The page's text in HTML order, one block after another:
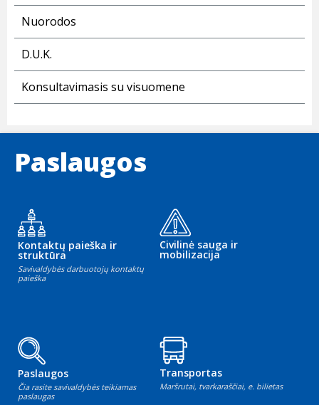
Nuorodos
D.U.K.
Konsultavimasis su visuomene
Paslaugos
Kontaktų paieška ir
struktūra
Savivaldybės darbuotojų kontaktų
paieška
Civilinė sauga ir
mobilizacija
Paslaugos
Čia rasite savivaldybės teikiamas
paslaugas
Transportas
Maršrutai, tvarkaraščiai, e. bilietas